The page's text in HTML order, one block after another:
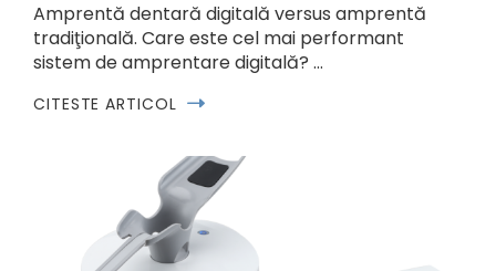
Amprentă dentară digitală versus amprentă
tradiţională. Care este cel mai performant
sistem de amprentare digitală? …
CITESTE ARTICOL